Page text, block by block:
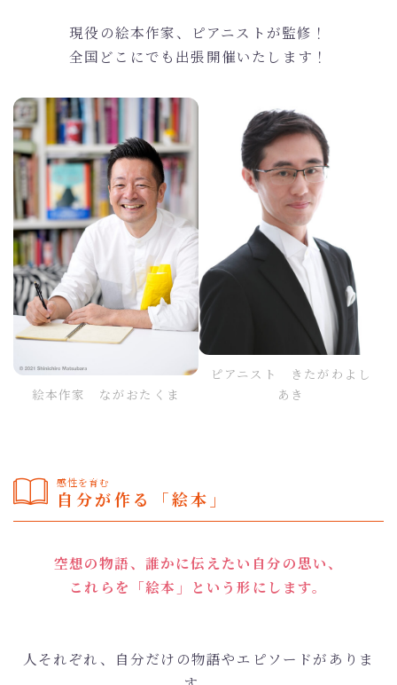
現役の絵本作家、ピアニストが監修！
全国どこにでも出張開催いたします！
絵本作家 ながおたくま
ピアニスト きたがわよし
あき
感性を育む
自分が作る「絵本」
空想の物語、誰かに伝えたい自分の思い、
これらを「絵本」という形にします。
人それぞれ、自分だけの物語やエピソードがありま